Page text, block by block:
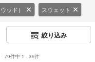
ッド） スウェット
絞り込み
79件中 1 - 36件